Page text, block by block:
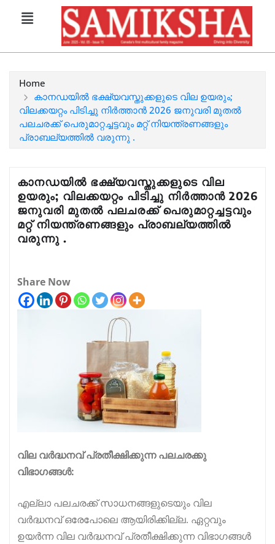
Home
കാനഡയിൽ ഭക്ഷ്യവസ്തുക്കളുടെ വില ഉയരും;
വിലക്കയറ്റം പിടിച്ചു നിർത്താൻ 2026 ജനുവരി മുതൽ
പലചരക്ക് പെരുമാറ്റച്ചട്ടവും മറ്റ് നിയന്ത്രണങ്ങളും
പ്രാബല്യത്തിൽ വരുന്നു .
കാനഡയിൽ ഭക്ഷ്യവസ്തുക്കളുടെ വില
ഉയരും; വിലക്കയറ്റം പിടിച്ചു നിർത്താൻ 2026
ജനുവരി മുതൽ പലചരക്ക് പെരുമാറ്റച്ചട്ടവും
മറ്റ് നിയന്ത്രണങ്ങളും പ്രാബല്യത്തിൽ
വരുന്നു .
Share Now
വില വർദ്ധനവ് പ്രതീക്ഷിക്കുന്ന പലചരക്കു
വിഭാഗങ്ങൾ:
എല്ലാ പലചരക്ക് സാധനങ്ങളുടെയും വില
വർദ്ധനവ് ഒരേപോലെ ആയിരിക്കില്ല. ഏറ്റവും
ഉയർന്ന വില വർദ്ധനവ് പ്രതീക്ഷിക്കുന്ന വിഭാഗങ്ങൾ